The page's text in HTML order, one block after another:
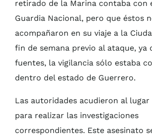
retirado de la Marina contaba con
Guardia Nacional, pero que éstos
acompañaron en su viaje a la
fin de semana previo al ataque, ya
fuentes, la vigilancia sólo estaba
dentro del estado de Guerrero.
Las autoridades acudieron al
para realizar las investigaciones
correspondientes. Este asesinato